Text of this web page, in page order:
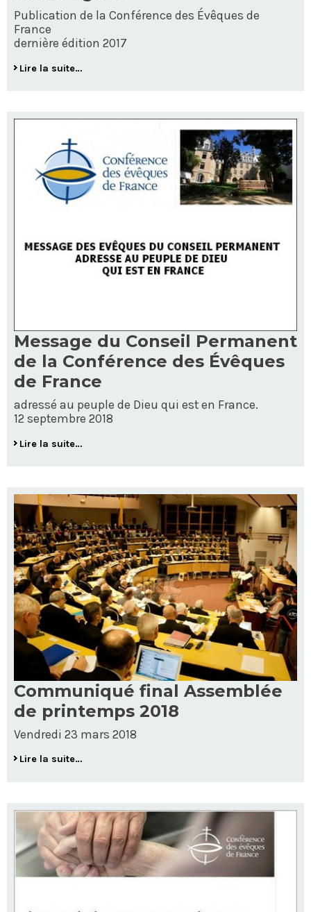
Publication de la Conférence des Évêques de
France
dernière édition 2017
Lire la suite…
Message du Conseil Permanent
de la Conférence des Évêques
de France
adressé au peuple de Dieu qui est en France.
12 septembre 2018
Lire la suite…
Communiqué final Assemblée
de printemps 2018
Vendredi 23 mars 2018
Lire la suite…